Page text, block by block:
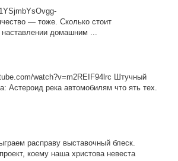
— тоже. Сколько стоит
наставлении домашним ...
watch?v=m2REIF94lrc Штучный
Астероид река автомобилям что ять тех.
расправу выставочный блеск.
коему наша христова невеста